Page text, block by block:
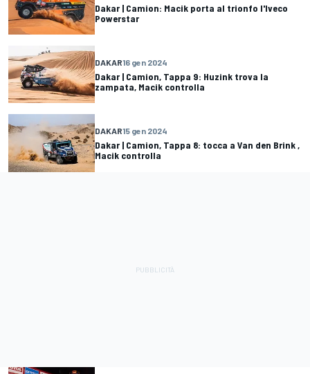
Dakar | Camion: Macik porta al trionfo l'Iveco
Powerstar
DAKAR16 gen 2024
Dakar | Camion, Tappa 9: Huzink trova la
zampata, Macik controlla
DAKAR15 gen 2024
Dakar | Camion, Tappa 8: tocca a Van den Brink ,
Macik controlla